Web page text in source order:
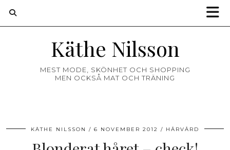
Käthe Nilsson
MEST MODE, SKÖNHET OCH SHOPPING
MEN OCKSÅ MAT OCH TRÄNING
KÄTHE NILSSON 6 NOVEMBER 2012 HÅRVÅRD